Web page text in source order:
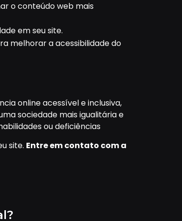
o conteúdo web mais
em seu site.
melhorar a acessibilidade do
online acessível e inclusiva,
sociedade mais igualitária e
ou deficiências
site. Entre em contato com a